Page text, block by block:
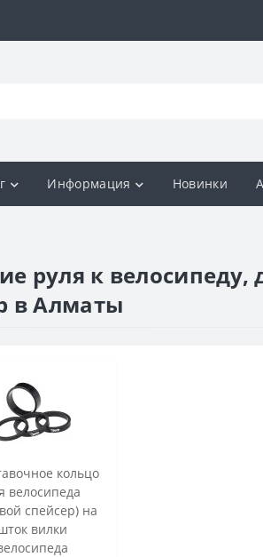
Информация Новинки
руля к
в Алматы
кольцо
велосипеда
спейсер) на
вилки